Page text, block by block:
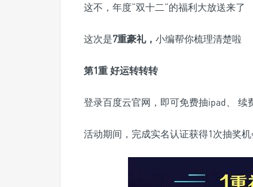
这不，年度“双十二”的福利大放送来了
这次是7重豪礼， 小编帮你梳理清楚啦
第1重 好运转转转
登录百度云官网，即可免费抽ipad、 续
活动期间，完成实名认证获得1次抽奖